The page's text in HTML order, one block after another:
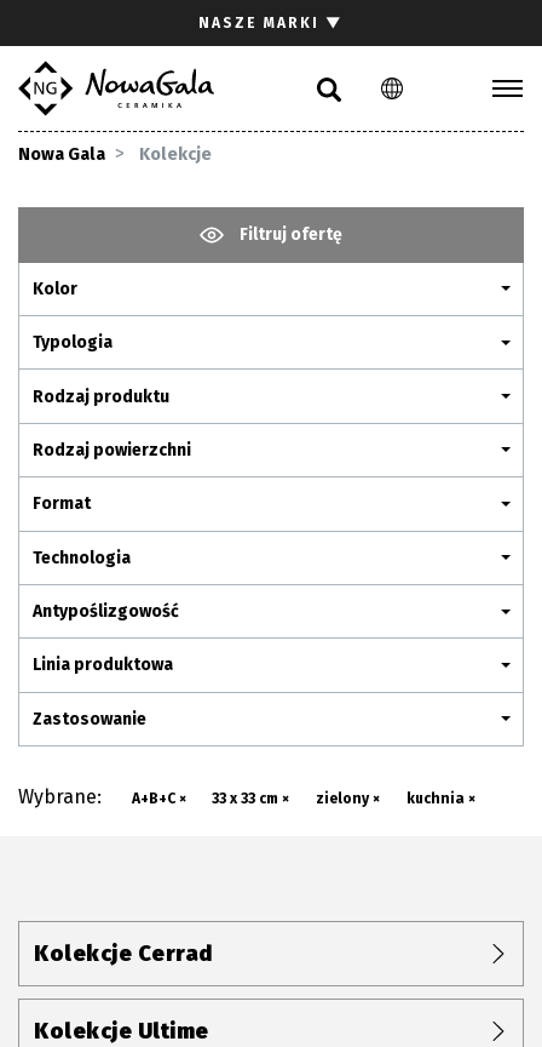
PL EN
NASZE MARKI ▼
Nowa Gala Kolekcje
Filtruj ofertę
Kolor
Typologia
Rodzaj produktu
Rodzaj powierzchni
Format
Technologia
Antypoślizgowość
Linia produktowa
Zastosowanie
Wybrane: A+B+C × 33 x 33 cm × zielony × kuchnia ×
Kolekcje Cerrad
Kolekcje Ultime
Gdzie kupić
Pliki do pobrania
Pytania i odpowiedzi
Kariera
Kontakt
Komunikacja z akcjonariuszami